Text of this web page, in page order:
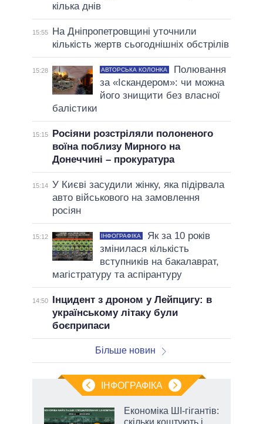
кілька днів
15:55
На Дніпропетровщині уточнили
кількість жертв сьогоднішніх обстрілів
15:28 АВТОРСЬКА КОЛОНКА
Полювання
за «Іскандером»: чи можна
його знищити без власної
балістики
15:15
Росіяни розстріляли полоненого
воїна поблизу Мирного на
Донеччині – прокуратура
15:14 У Києві засудили жінку, яка підірвала
авто військового на замовлення
росіян
15:12 ІНФОГРАФІКА
Як за 10 років
змінилася кількість
вступників на бакалаврат,
магістратуру та аспірантуру
14:50
Інцидент з дроном у Лейпцигу: в
українському літаку були
боєприпаси
Більше новин
ІНФОГРАФІКА
Економіка ШІ-гігантів: